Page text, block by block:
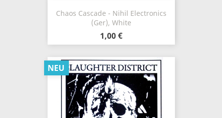
Chaos Cascade - Nihil Electronics
(Ger), White
1,00 €
NEU